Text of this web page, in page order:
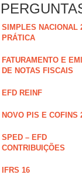
SIMPLES NACIONAL
PRÁTICA
FATURAMENTO E
DE NOTAS FISCAIS
EFD REINF
NOVO PIS E COFINS
SPED – EFD
CONTRIBUIÇÕES
IFRS 16